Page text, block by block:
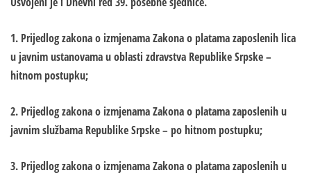
1. Prijedlog zakona o izmjenama Zakona o platama zaposlenih lica
u javnim ustanovama u oblasti zdravstva Republike Srpske –
hitnom postupku;
2. Prijedlog zakona o izmjenama Zakona o platama zaposlenih u
javnim službama Republike Srpske – po hitnom postupku;
3. Prijedlog zakona o izmjenama Zakona o platama zaposlenih u